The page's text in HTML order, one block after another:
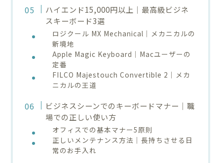
ハイエンド15,000円以上｜最高級ビジネ
スキーボード3選
ロジクール MX Mechanical｜メカニカルの
新境地
Apple Magic Keyboard｜Macユーザーの
定番
FILCO Majestouch Convertible 2｜メカ
ニカルの王道
ビジネスシーンでのキーボードマナー｜職
場での正しい使い方
オフィスでの基本マナー5原則
正しいメンテナンス方法｜長持ちさせる日
常のお手入れ